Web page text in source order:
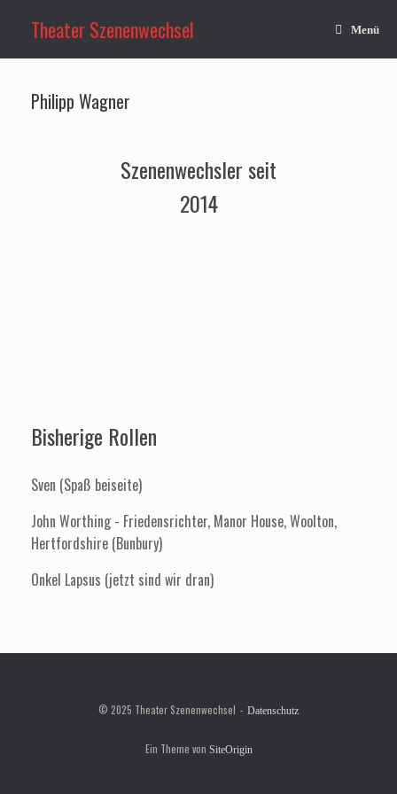
springenTheater Szenenwechsel Menü
Philipp Wagner
Szenenwechsler seit
2014
Bisherige Rollen
Sven (Spaß beiseite)
John Worthing - Friedensrichter, Manor House, Woolton,
Hertfordshire (Bunbury)
Onkel Lapsus (jetzt sind wir dran)
© 2025 Theater Szenenwechsel Datenschutz
Ein Theme von SiteOrigin